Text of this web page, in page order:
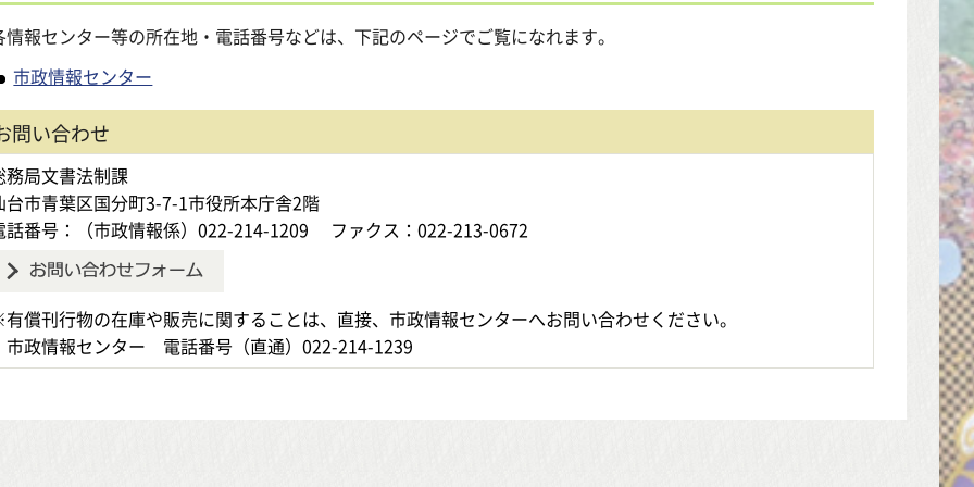
報センター等の所在地・電話番号などは、下記のページでご覧になれます。
市政情報センター
問い合わせ
務局文書法制課
台市青葉区国分町3-7-1市役所本庁舎2階
話番号：（市政情報係）022-214-1209
ファクス：022-213-0672
償刊行物の在庫や販売に関することは、直接、市政情報センターへお問い合わせください。
政情報センター 電話番号（直通）022-214-1239